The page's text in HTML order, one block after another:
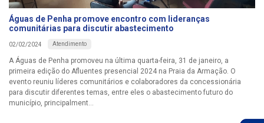
Águas de Penha promove encontro com lideranças
comunitárias para discutir abastecimento
02/02/2024 Atendimento
A Águas de Penha promoveu na última quarta-feira, 31 de janeiro, a
primeira edição do Afluentes presencial 2024 na Praia da Armação. O
evento reuniu líderes comunitários e colaboradores da concessionária
para discutir diferentes temas, entre eles o abastecimento futuro do
município, principalment...